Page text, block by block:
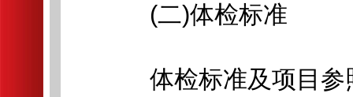
(二)体检标准
体检标准及项目参